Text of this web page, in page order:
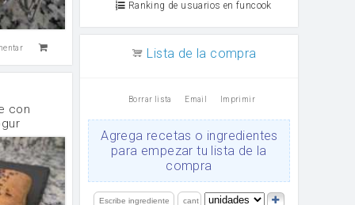
con
Ranking de usuarios en funcook
Lista de la compra
Borrar lista Email Imprimir
Agrega recetas o ingredientes
para empezar tu lista de la
compra